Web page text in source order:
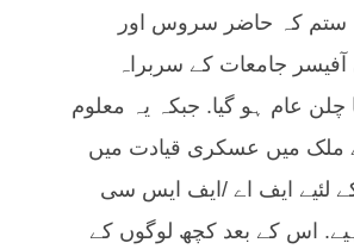
ستم کہ حاضر سروس اور
آفیسر جامعات کے سربراہ
چلن عام ہو گیا. جبکہ یہ معلوم
ملک میں عسکری قیادت میں
لئیے ایف اے /ایف ایس سی
اس کے بعد کچھ لوگوں کے